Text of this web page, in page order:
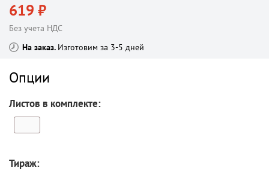
619 ₽
Без учета НДС
На заказ Изготовим за 3-5 дней
Опции
Листов в комплекте:
Тираж: